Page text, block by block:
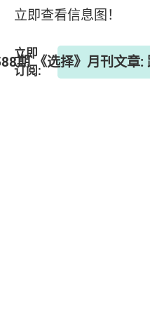
立即查看信息图！
立即
订阅:
期 《选择》月刊文章: